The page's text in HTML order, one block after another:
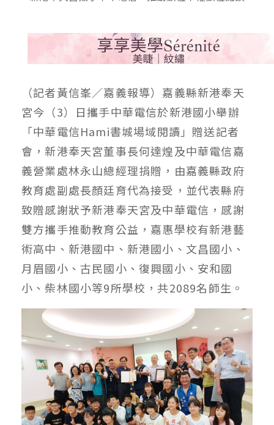
（記者黃信峯／嘉義報導）嘉義縣新港奉天
宮今（3）日攜手中華電信於新港國小舉辦
「中華電信Hami書城場域閱讀」贈送記者
會，新港奉天宮董事長何達煌及中華電信嘉
義營業處林永山總經理捐贈，由嘉義縣政府
教育處副處長顏廷育代為接受，並代表縣府
致贈感謝狀予新港奉天宮及中華電信，感謝
雙方攜手推動教育公益，嘉惠學校有新港藝
術高中、新港國中、新港國小、文昌國小、
月眉國小、古民國小、復興國小、安和國
小、柴林國小等9所學校，共2089名師生。